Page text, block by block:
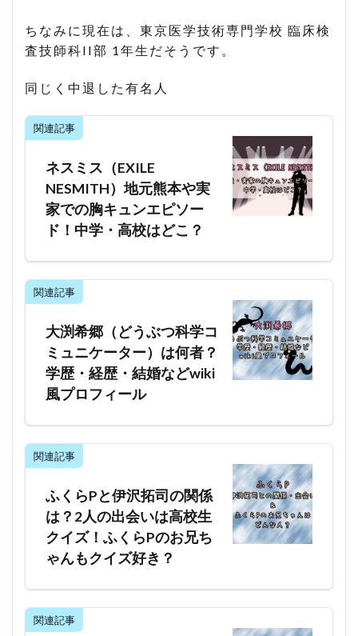
ちなみに現在は、東京医学技術専門学校 臨床検
査技師科II部 1年生だそうです。
同じく中退した有名人
関連記事
ネスミス（EXILE
NESMITH）地元熊本や実
家での胸キュンエピソー
ド！中学・高校はどこ？
関連記事
大渕希郷（どうぶつ科学コ
ミュニケーター）は何者？
学歴・経歴・結婚などwiki
風プロフィール
関連記事
ふくらPと伊沢拓司の関係
は？2人の出会いは高校生
クイズ！ふくらPのお兄ち
ゃんもクイズ好き？
関連記事